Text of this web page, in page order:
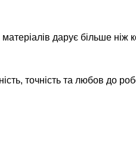
дарує більше
точність та любов до